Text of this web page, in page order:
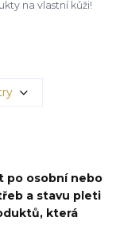
na vlastní kůži!
po osobní nebo
a stavu pleti
která